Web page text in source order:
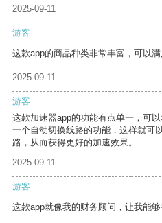
2025-09-11
游客
这款app的商品种类非常丰富，可以满
2025-09-11
游客
这款加速器app的功能有点单一，可
一个自动切换线路的功能，这样就可
路，从而获得更好的加速效果。
2025-09-11
游客
这款app就像我的财务顾问，让我能够